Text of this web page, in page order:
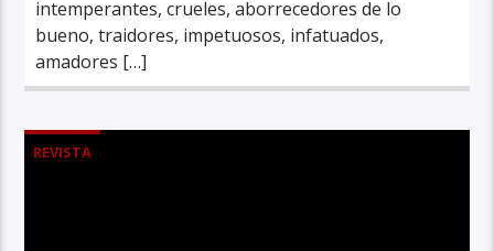
intemperantes, crueles, aborrecedores de lo
bueno, traidores, impetuosos, infatuados,
amadores […]
REVISTA